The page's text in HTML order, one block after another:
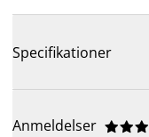
Specifikationer
Anmeldelser 


